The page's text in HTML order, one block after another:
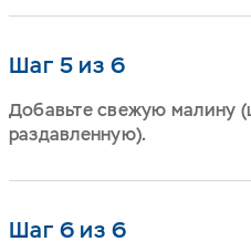
Шаг 5 из 6
Добавьте свежую малину
раздавленную).
Шаг 6 из 6